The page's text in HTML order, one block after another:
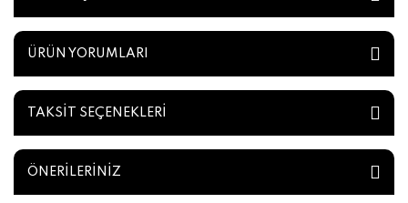
ÜRÜN YORUMLARI
TAKSİT SEÇENEKLERİ
ÖNERİLERİNİZ